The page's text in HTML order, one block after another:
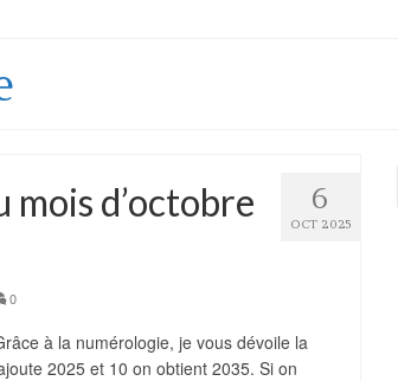
6
OCT 2025
d’octobre
0
à la numérologie, je vous dévoile la
2025 et 10 on obtient 2035. Si on